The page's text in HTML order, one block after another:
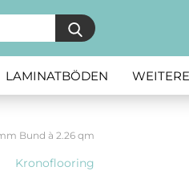
Suche...
LAMINATBÖDEN WEITERE
Bund à 2.26 qm
Kronoflooring